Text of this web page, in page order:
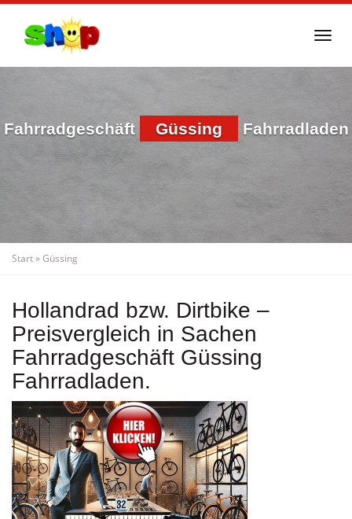
Fahrradgeschäft Güssing Fahrradladen
Start»Güssing
Hollandrad bzw. Dirtbike –
Preisvergleich in Sachen
Fahrradgeschäft Güssing
Fahrradladen.